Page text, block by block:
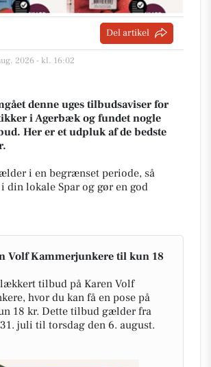
Del artikel
2026 - kl. 16:02
denne uges tilbudsaviser for
i Agerbæk og fundet nogle
Her er et udpluk af de bedste
i en begrænset periode, så
din lokale Spar og gør en god
Volf Kammerjunkere til kun 18
tilbud på Karen Volf
hvor du kan få en pose på
18 kr. Dette tilbud gælder fra
juli til torsdag den 6. august.